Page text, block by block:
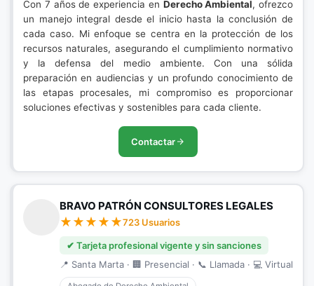
Con 7 años de experiencia en Derecho Ambiental, ofrezco
un manejo integral desde el inicio hasta la conclusión de
cada caso. Mi enfoque se centra en la protección de los
recursos naturales, asegurando el cumplimiento normativo
y la defensa del medio ambiente. Con una sólida
preparación en audiencias y un profundo conocimiento de
las etapas procesales, mi compromiso es proporcionar
soluciones efectivas y sostenibles para cada cliente.
Contactar
BRAVO PATRÓN CONSULTORES LEGALES
723 Usuarios
✔ Tarjeta profesional vigente y sin sanciones
📍 Santa Marta · 🏢 Presencial · 📞 Llamada · 💻 Virtual